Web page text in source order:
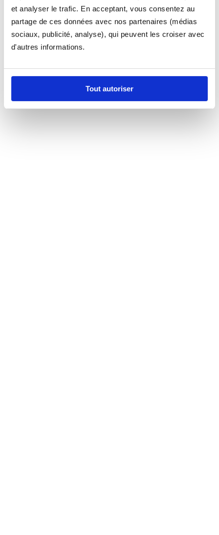
et analyser le trafic. En acceptant, vous consentez au
partage de ces données avec nos partenaires (médias
sociaux, publicité, analyse), qui peuvent les croiser avec
d'autres informations.
Tout autoriser